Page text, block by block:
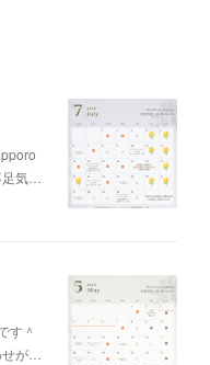
気…
す＾
が…